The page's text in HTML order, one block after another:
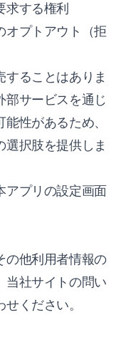
求する権利
オプトアウト（拒
することはありま
部サービスを通じ
性があるため、
選択肢を提供しま
アプリの設定画面
の他利用者情報の
当社サイトの問い
ください。